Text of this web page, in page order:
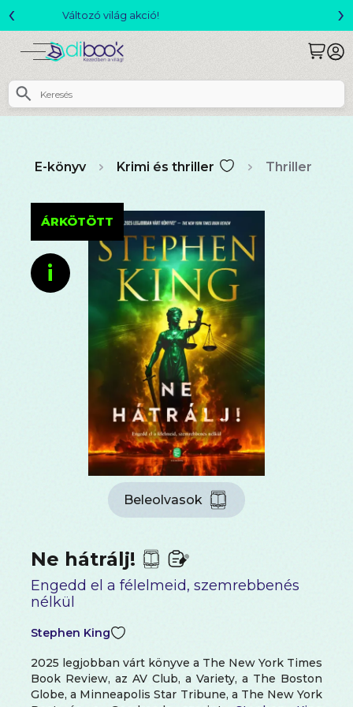
Csomagajánlatok- Akár 25% kedvezménnyel!
‹ ›
E-könyv Krimi és thriller Thriller
ÁRKÖTÖTT
i
Beleolvasok
Ne hátrálj!
Engedd el a félelmeid, szemrebbenés
nélkül
Stephen King
2025 legjobban várt könyve a The New York Times
Book Review, az AV Club, a Variety, a The Boston
Globe, a Minneapolis Star Tribune, a The New York